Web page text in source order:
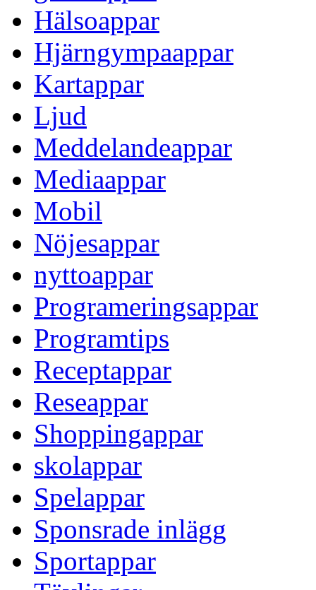
Hälsoappar
Hjärngympaappar
Kartappar
Ljud
Meddelandeappar
Mediaappar
Mobil
Nöjesappar
nyttoappar
Programeringsappar
Programtips
Receptappar
Reseappar
Shoppingappar
skolappar
Spelappar
Sponsrade inlägg
Sportappar